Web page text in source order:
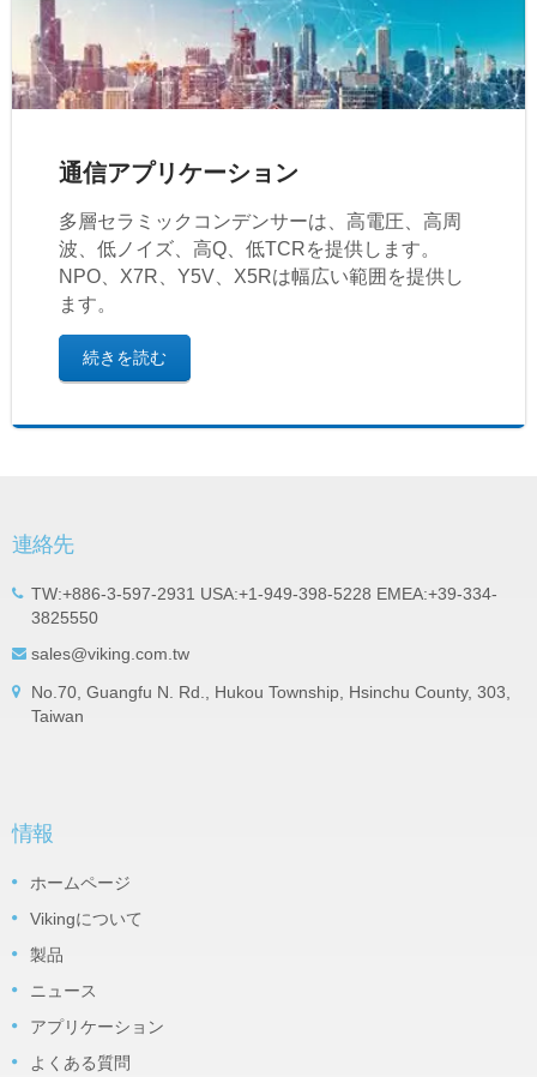
通信アプリケーション
多層セラミックコンデンサーは、高電圧、高周
波、低ノイズ、高Q、低TCRを提供します。
NPO、X7R、Y5V、X5Rは幅広い範囲を提供し
ます。
続きを読む
連絡先
TW:+886-3-597-2931 USA:+1-949-398-5228 EMEA:+39-334-
3825550
sales@viking.com.tw
No.70, Guangfu N. Rd., Hukou Township, Hsinchu County, 303,
Taiwan
情報
ホームページ
Vikingについて
製品
ニュース
アプリケーション
よくある質問